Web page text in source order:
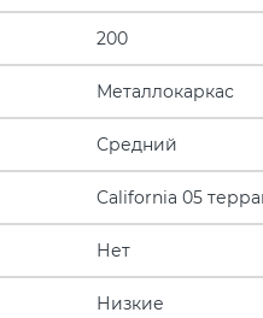
200
Металлокаркас
Средний
California 05
Нет
Низкие